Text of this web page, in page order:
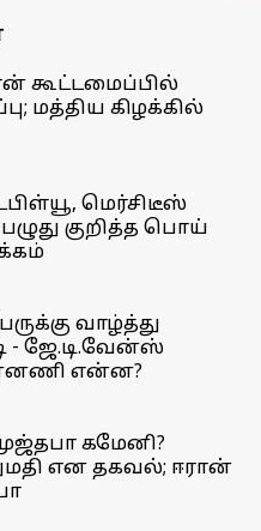
கூட்டமைப்பில்
மத்திய கிழக்கில்
மெர்சிடீஸ்
பழுது குறித்த பொய்
வாழ்த்து
- ஜே.டி.வேன்ஸ்
என்ன?
கமேனி?
என தகவல்; ஈரான்